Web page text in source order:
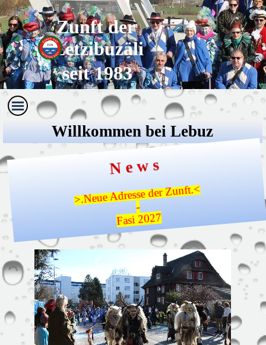
Direkt zum Seiteninhalt
Zunft der
Letzibuzäli
seit 1983
Menü überspringenWillkommen bei Lebuz
N e w s
>.Neue Adresse der Zunft.<
Fasi 2027